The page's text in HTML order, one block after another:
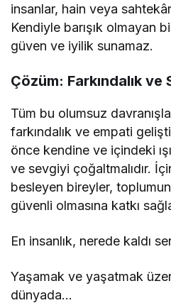
insanlar, hain veya
Kendiyle barışık olmayan
güven ve iyilik sunamaz.
Çözüm: Farkındalık ve
Tüm bu olumsuz
farkındalık ve empati
önce kendine ve içindeki
ve sevgiyi çoğaltmalıdır.
besleyen bireyler,
güvenli olmasına katkı
En insanlık, nerede kaldı
Yaşamak ve yaşatmak
dünyada…